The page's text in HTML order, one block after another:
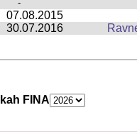
-
07.08.2015
30.07.2016
FINA